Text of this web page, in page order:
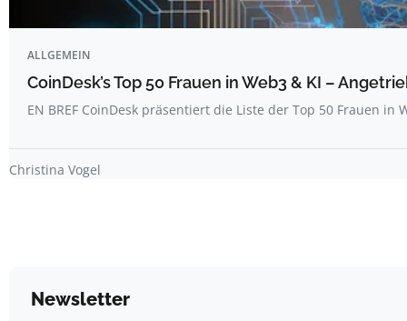
ALLGEMEIN
CoinDesk’s Top 50 Frauen in Web3 & KI –
EN BREF CoinDesk präsentiert die Liste der Top 50 Frauen in
Christina Vogel
Newsletter